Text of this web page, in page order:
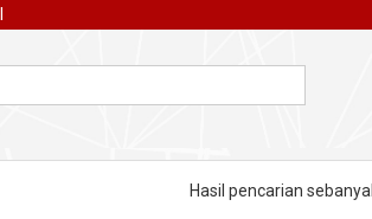
Hasil pencarian